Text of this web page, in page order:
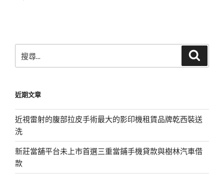
尋
字:
近期文章
近視雷射的腹部拉皮手術最大的影印機租賃品牌乾西裝送
洗
新莊當舖平台未上市首選三重當鋪手機貸款與樹林汽車借
款